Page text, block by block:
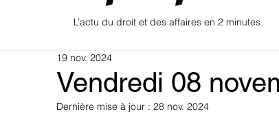
L’actu du droit et des affaires en 2 minutes
Vendredi 08
19 nov. 2024
Dernière mise à jour : 28 nov. 2024